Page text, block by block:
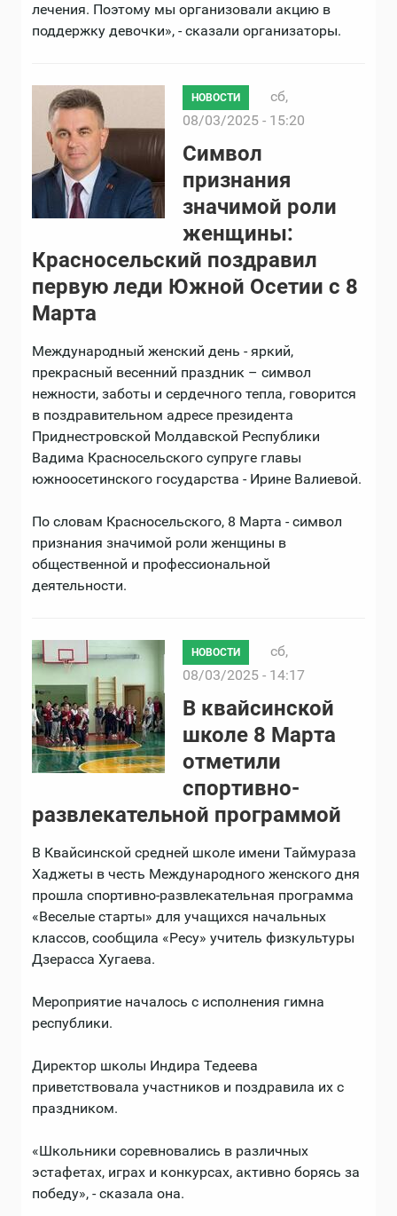
лечения. Поэтому мы организовали акцию в
поддержку девочки», - сказали организаторы.
НОВОСТИ
сб,
08/03/2025 - 15:20
Символ
признания
значимой роли
женщины:
Красносельский поздравил
первую леди Южной Осетии с 8
Марта
Международный женский день - яркий,
прекрасный весенний праздник – символ
нежности, заботы и сердечного тепла, говорится
в поздравительном адресе президента
Приднестровской Молдавской Республики
Вадима Красносельского супруге главы
южноосетинского государства - Ирине Валиевой.
По словам Красносельского, 8 Марта - символ
признания значимой роли женщины в
общественной и профессиональной
деятельности.
НОВОСТИ
сб,
08/03/2025 - 14:17
В квайсинской
школе 8 Марта
отметили
спортивно-
развлекательной программой
В Квайсинской средней школе имени Таймураза
Хаджеты в честь Международного женского дня
прошла спортивно-развлекательная программа
«Веселые старты» для учащихся начальных
классов, сообщила «Ресу» учитель физкультуры
Дзерасса Хугаева.
Мероприятие началось с исполнения гимна
республики.
Директор школы Индира Тедеева
приветствовала участников и поздравила их с
праздником.
«Школьники соревновались в различных
эстафетах, играх и конкурсах, активно борясь за
победу», - сказала она.